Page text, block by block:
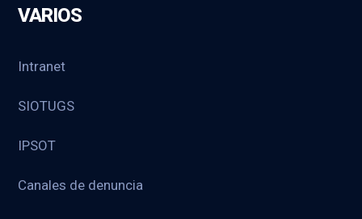
VARIOS
Intranet
SIOTUGS
IPSOT
Canales de denuncia